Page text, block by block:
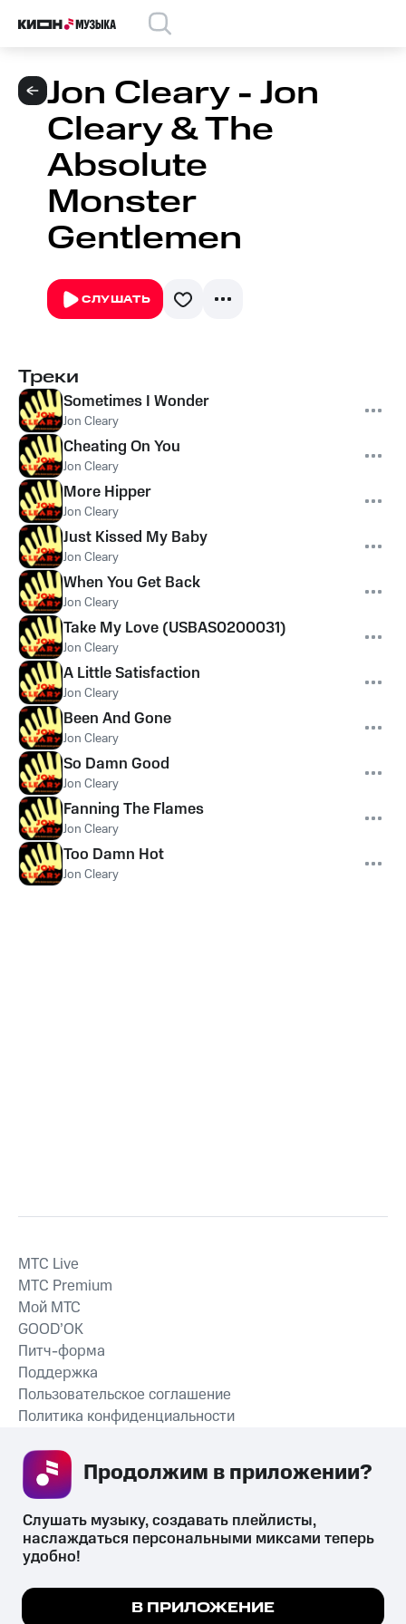
Jon Cleary - Jon
Cleary & The
Absolute
Monster
Gentlemen
СЛУШАТЬ
Треки
Sometimes I Wonder
Jon Cleary
Cheating On You
Jon Cleary
More Hipper
Jon Cleary
Just Kissed My Baby
Jon Cleary
When You Get Back
Jon Cleary
Take My Love (USBAS0200031)
Jon Cleary
A Little Satisfaction
Jon Cleary
Been And Gone
Jon Cleary
So Damn Good
Jon Cleary
Fanning The Flames
Jon Cleary
Too Damn Hot
Jon Cleary
СКАЧАТЬ ПРИЛОЖЕНИЕ
MTС Live
MTС Premium
Мой МТС
GOOD’OK
Питч-форма
Поддержка
Пользовательское соглашение
Политика конфиденциальности
психотропных веществ, их аналогов причиняет вред здоровью,
их незаконный оборот запрещён и влечёт установленную
Мы используем куки, чтобы на сайте все
Подробнее
Слушать музыку, создавать плейлисты,
наслаждаться персональными миксами теперь
удобно!
В ПРИЛОЖЕНИЕ